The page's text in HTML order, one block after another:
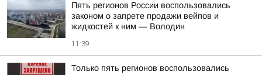
Пять регионов России воспользовались
законом о запрете продажи вейпов и
жидкостей к ним — Володин
11:39
Только пять регионов воспользовались